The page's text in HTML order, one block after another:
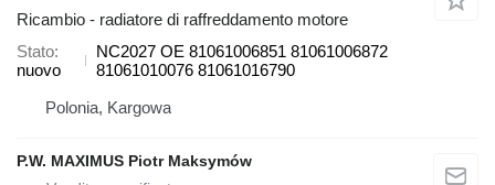
Ricambio - radiatore di raffreddamento motore
Stato
nuovo
NC2027 OE 81061006851 81061006872
81061010076 81061016790
Polonia, Kargowa
P.W. MAXIMUS Piotr Maksymów